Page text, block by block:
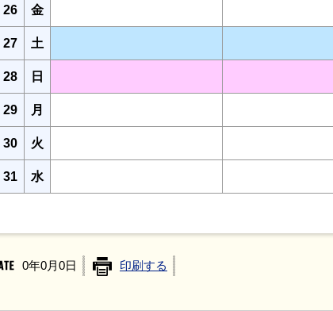
26 金
27 土
28 日
29 月
30 火
31 水
0年0月0日 印刷する